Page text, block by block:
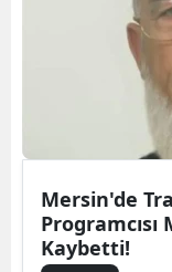
Mersin'de
Programcısı
Kaybetti!